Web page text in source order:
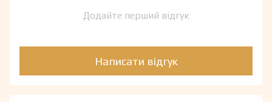
Додайте перший відгук
Написати відгук